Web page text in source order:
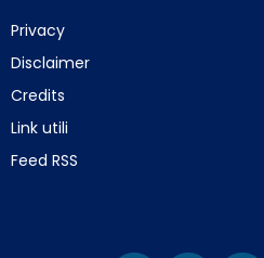
Privacy
Disclaimer
Credits
Link utili
Feed RSS